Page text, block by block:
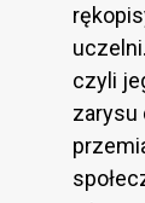
czyli
zarysu